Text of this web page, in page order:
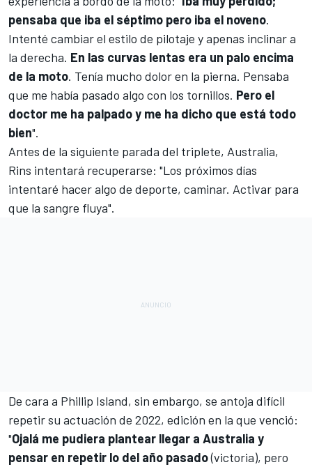
pensaba que iba el séptimo pero iba el noveno.
Intenté cambiar el estilo de pilotaje y apenas inclinar a
la derecha. En las curvas lentas era un palo encima
de la moto. Tenía mucho dolor en la pierna. Pensaba
que me había pasado algo con los tornillos. Pero el
doctor me ha palpado y me ha dicho que está todo
bien".
Antes de la siguiente parada del triplete, Australia,
Rins intentará recuperarse: "Los próximos días
intentaré hacer algo de deporte, caminar. Activar para
que la sangre fluya".
De cara a Phillip Island, sin embargo, se antoja difícil
repetir su actuación de 2022, edición en la que venció:
"Ojalá me pudiera plantear llegar a Australia y
pensar en repetir lo del año pasado(victoria), pero